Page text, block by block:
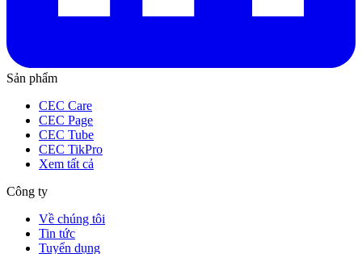
Sản phẩm
CEC Care
CEC Page
CEC Tube
CEC TikPro
Xem tất cả
Công ty
Về chúng tôi
Tin tức
Tuyển dụng